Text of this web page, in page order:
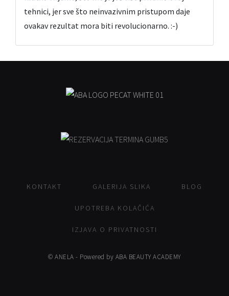
tehnici, jer sve što neinvazivnim pristupom daje
ovakav rezultat mora biti revolucionarno. :-)
KONTAKT GALERIJA SLIKA BLOG
UPOTREBA KOLAČIĆA
IZJAVA O PRIVATNOSTI
© ANELA - Powered by ABA BEAUTY ACADEMY